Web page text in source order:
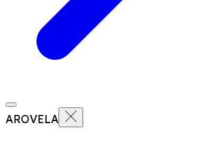
AROVELA